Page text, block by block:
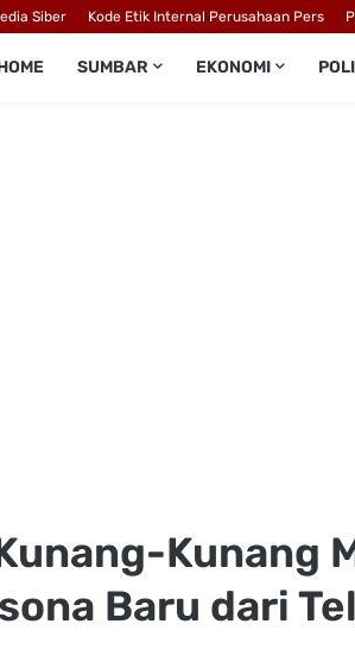
Siber Kode Etik Internal Perusahaan Pers
SUMBAR EKONOMI
Kunang
Baru dari